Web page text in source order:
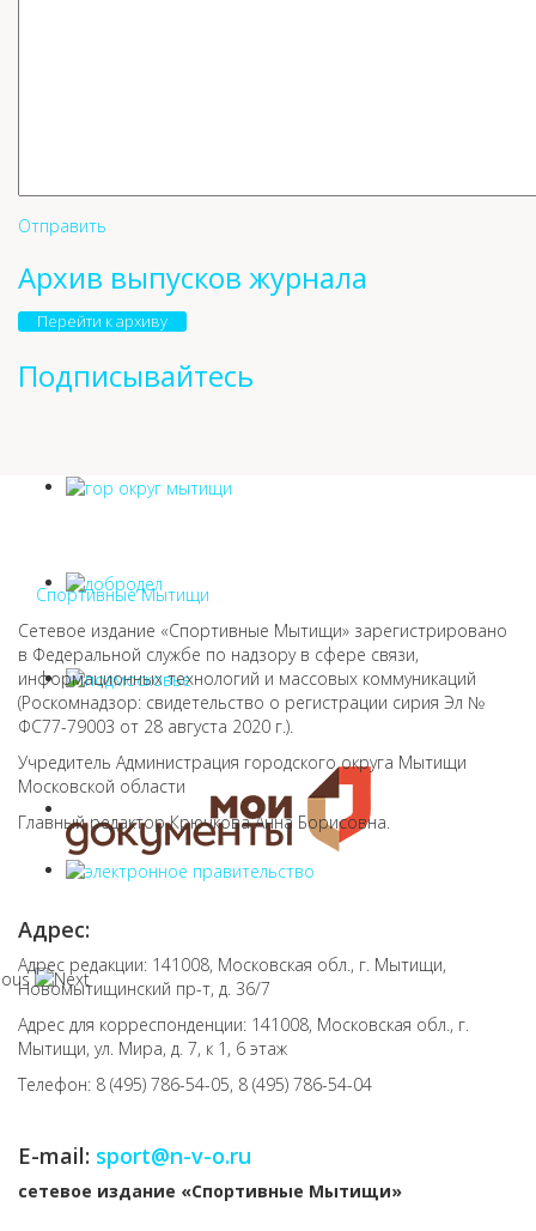
Отправить
Архив выпусков журнала
Перейти к архиву
Подписывайтесь
Спортивные Мытищи
Сетевое издание «Спортивные Мытищи» зарегистрировано
в Федеральной службе по надзору в сфере связи,
информационных технологий и массовых коммуникаций
(Роскомнадзор: свидетельство о регистрации сирия Эл №
ФС77-79003 от 28 августа 2020 г.).
Учредитель Администрация городского округа Мытищи
Московской области
Главный редактор Крючкова Анна Борисовна.
Адрес:
Адрес редакции: 141008, Московская обл., г. Мытищи,
Новомытищинский пр-т, д. 36/7
Адрес для корреспонденции: 141008, Московская обл., г.
Мытищи, ул. Мира, д. 7, к 1, 6 этаж
Телефон: 8 (495) 786-54-05, 8 (495) 786-54-04
E-mail: sport@n-v-o.ru
cетевое издание «Спортивные Мытищи»